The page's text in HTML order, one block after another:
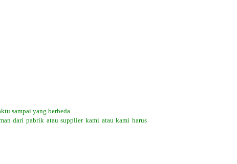
sampai yang berbeda.
dari pabrik atau supplier kami atau kami harus